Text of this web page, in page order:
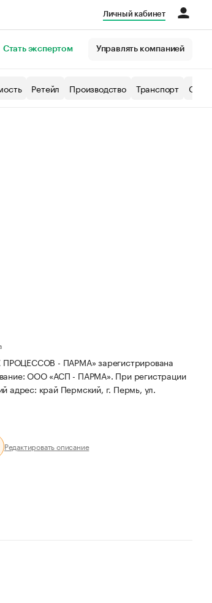
Личный кабинет
Стать экспертом Управлять компанией
Ретейл Производство Транспорт
- ПАРМА» зарегистрирована
ООО «АСП - ПАРМА». При регистрации
адрес: край Пермский, г. Пермь, ул.
Редактировать описание